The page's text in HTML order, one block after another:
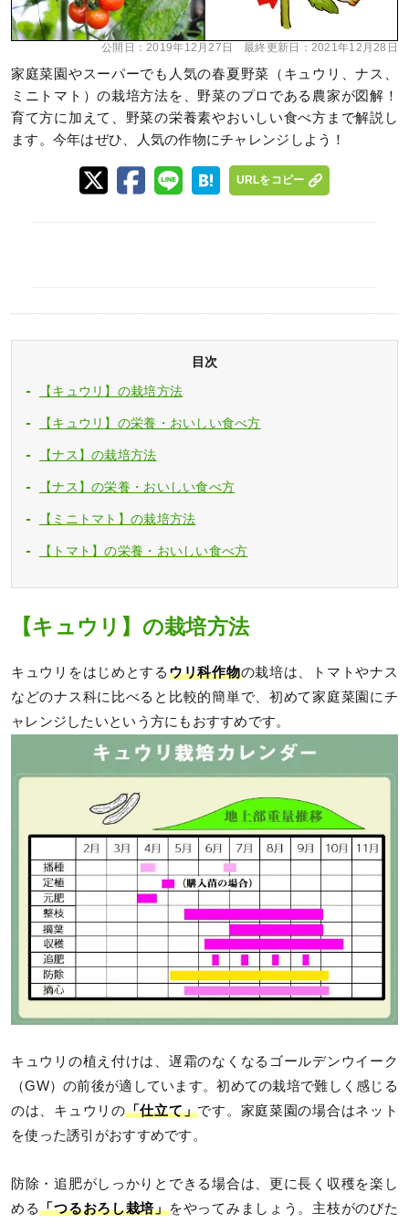
公開日：2019年12月27日 最終更新日： 2021年12月28日
家庭菜園やスーパーでも人気の春夏野菜（キュウリ、ナス、
ミニトマト）の栽培方法を、野菜のプロである農家が図解！
育て方に加えて、野菜の栄養素やおいしい食べ方まで解説し
ます。今年はぜひ、人気の作物にチャレンジしよう！
URLをコピー
目次
【キュウリ】の栽培方法
【キュウリ】の栄養・おいしい食べ方
【ナス】の栽培方法
【ナス】の栄養・おいしい食べ方
【ミニトマト】の栽培方法
【トマト】の栄養・おいしい食べ方
【キュウリ】の栽培方法
キュウリをはじめとするウリ科作物の栽培は、トマトやナス
などのナス科に比べると比較的簡単で、初めて家庭菜園にチ
ャレンジしたいという方にもおすすめです。
キュウリの植え付けは、遅霜のなくなるゴールデンウイーク
（GW）の前後が適しています。初めての栽培で難しく感じる
のは、キュウリの「仕立て」です。家庭菜園の場合はネット
を使った誘引がおすすめです。
防除・追肥がしっかりとできる場合は、更に長く収穫を楽し
める「つるおろし栽培」をやってみましょう。主枝がのびた